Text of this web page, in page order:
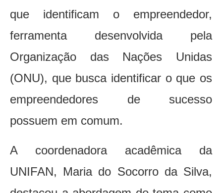
que identificam o empreendedor,
ferramenta desenvolvida pela
Organização das Nações Unidas
(ONU), que busca identificar o que os
empreendedores de sucesso
possuem em comum.
A coordenadora acadêmica da
UNIFAN, Maria do Socorro da Silva,